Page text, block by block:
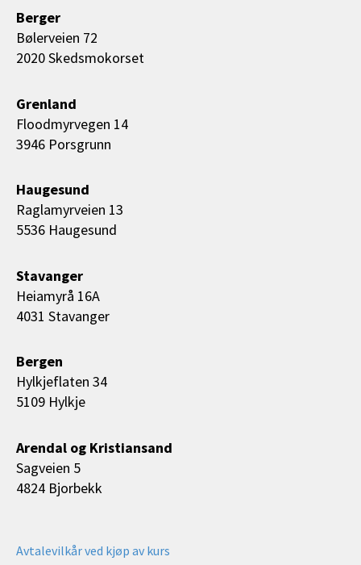
Berger
Bølerveien 72
2020 Skedsmokorset
Grenland
Floodmyrvegen 14
3946 Porsgrunn
Haugesund
Raglamyrveien 13
5536 Haugesund
Stavanger
Heiamyrå 16A
4031 Stavanger
Bergen
Hylkjeflaten 34
5109 Hylkje
Arendal og Kristiansand
Sagveien 5
4824 Bjorbekk
Avtalevilkår ved kjøp av kurs